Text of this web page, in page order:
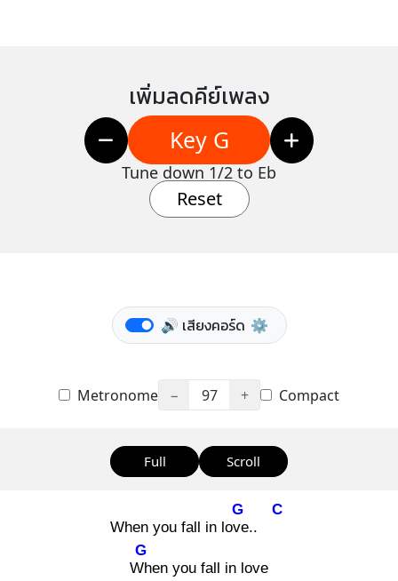
เพิ่มลดคีย์เพลง
Key G
Tune down 1/2 to Eb
Reset
🔊 เสียงคอร์ด ⚙️
Metronome − 97 + Compact
Full Scroll
When you fall in love
G
..
C
Wh
G
en you fall in love